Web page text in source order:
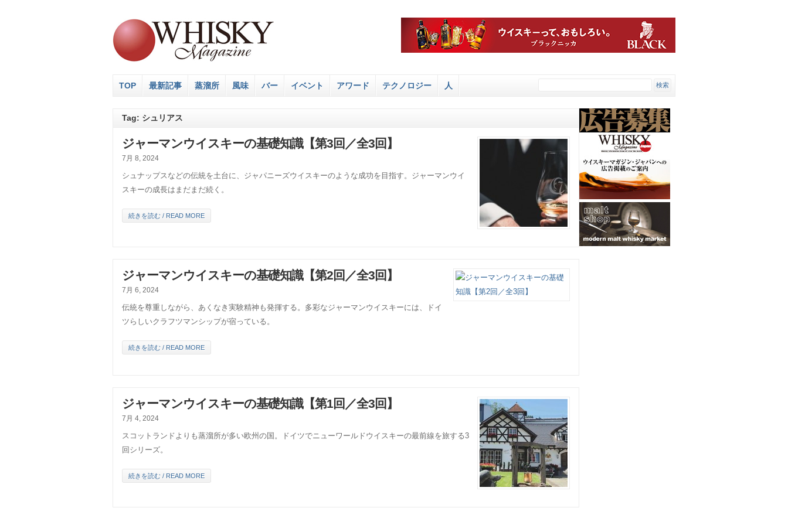
TOP 最新記事 蒸溜所 風味 バー イベント アワード テクノロジー 人
Tag: シュリアス
ジャーマンウイスキーの基礎知識【第3回／全3回】
7月 8, 2024
シュナップスなどの伝統を土台に、ジャパニーズウイスキーのような成功を目指す。ジャーマンウイ
スキーの成長はまだまだ続く。
続きを読む / READ MORE
ジャーマンウイスキーの基礎知識【第2回／全3回】
7月 6, 2024
伝統を尊重しながら、あくなき実験精神も発揮する。多彩なジャーマンウイスキーには、ドイ
ツらしいクラフツマンシップが宿っている。
続きを読む / READ MORE
ジャーマンウイスキーの基礎知識【第1回／全3回】
7月 4, 2024
スコットランドよりも蒸溜所が多い欧州の国。ドイツでニューワールドウイスキーの最前線を旅する3
回シリーズ。
続きを読む / READ MORE